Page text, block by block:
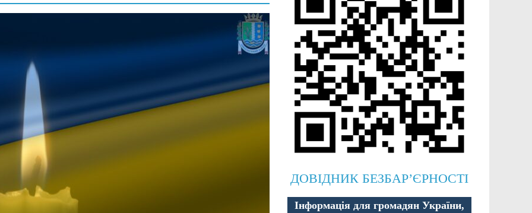
ДОВІДНИК БЕЗБАР’ЄРНОСТІ
Інформація для громадян України,